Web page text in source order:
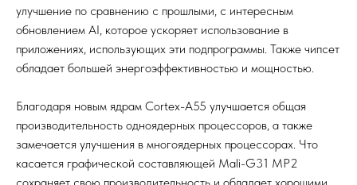
улучшение по сравнению с прошлыми, с интересным
обновлением AI, которое ускоряет использование в
приложениях, использующих эти подпрограммы. Также чипсет
обладает большей энергоэффективностью и мощностью.
Благодаря новым ядрам Cortex-A55 улучшается общая
производительность одноядерных процессоров, а также
замечается улучшения в многоядерных процессорах. Что
касается графической составляющей Mali-G31 MP2
сохраняет свою производительность и обладает хорошими